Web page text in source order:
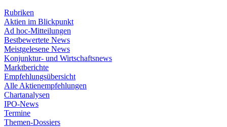
Rubriken
Aktien im Blickpunkt
Ad hoc-Mitteilungen
Bestbewertete News
Meistgelesene News
Konjunktur- und Wirtschaftsnews
Marktberichte
Empfehlungsübersicht
Alle Aktienempfehlungen
Chartanalysen
IPO-News
Termine
Themen-Dossiers